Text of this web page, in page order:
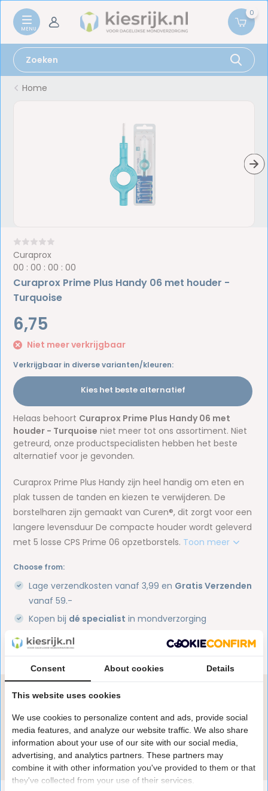
0
Home
Curaprox
00 :00 :00 :00
Curaprox Prime Plus Handy 06 met houder -
Turquoise
6,75
Niet meer verkrijgbaar
Verkrijgbaar in diverse varianten/kleuren:
Kies het beste alternatief
Helaas behoort Curaprox Prime Plus Handy 06 met
houder - Turquoise niet meer tot ons assortiment. Niet
getreurd, onze productspecialisten hebben het beste
alternatief voor je gevonden.
Curaprox Prime Plus Handy zijn heel handig om eten en
plak tussen de tanden en kiezen te verwijderen. De
borstelharen zijn gemaakt van Curen®, dit zorgt voor een
langere levensduur De compacte houder wordt geleverd
met 5 losse CPS Prime 06 opzetborstels. Toon meer
Choose from:
Lage verzendkosten vanaf 3,99 en Gratis Verzenden
vanaf 59.-
Kopen bij dé specialist in mondverzorging
Voor 17u besteld,
1 miljoen+tevreden klanten
Heb je een vraag over dit product?
Onze specialisten helpen je graag! Spreek ons aan
in de chat of stuur een e-mail.
Stuur e-mail
Consent About cookies Details
This website uses cookies
We use cookies to personalize content and ads, provide social
media features, and analyze our website traffic. We also share
information about your use of our site with our social media,
advertising, and analytics partners. These partners may
combine it with other information you've provided to them or that
they've collected from your use of their services.